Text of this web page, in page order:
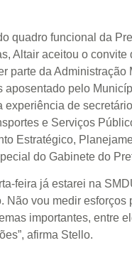
quadro funcional da
Altair aceitou o convite
parte da Administração
aposentado pelo
experiência de
e Serviços
Estratégico,
do Gabinete do
feira já estarei na
Não vou medir esforços
importantes, entre
afirma Stello.